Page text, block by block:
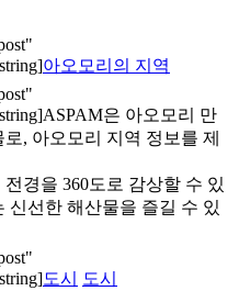
아오모리의 지역
ASPAM은 아오모리 만
, 아오모리 지역 정보를 제
경을 360도로 감상할 수 있
신선한 해산물을 즐길 수 있
도시
도시